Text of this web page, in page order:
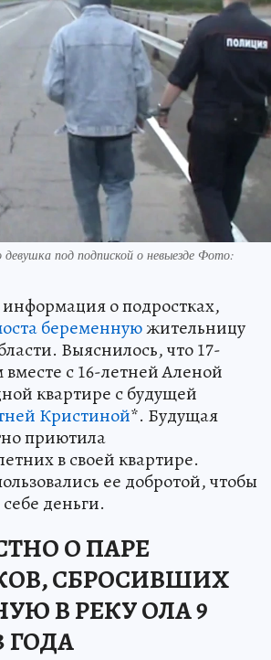
под подпиской о невыезде Фото:
информация о подростках,
беременнуюжительницу
Выяснилось, что 17-
с 16-летней Аленой
квартире с будущей
Кристиной*. Будущая
приютила
в своей квартире.
ее добротой, чтобы
деньги.
О ПАРЕ
СБРОСИВШИХ
В РЕКУ ОЛА 9
ГОДА